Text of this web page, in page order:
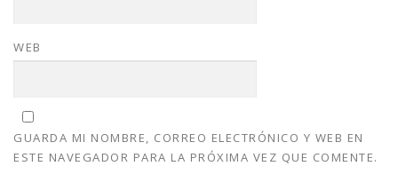
WEB
GUARDA MI NOMBRE, CORREO ELECTRÓNICO Y WEB EN
ESTE NAVEGADOR PARA LA PRÓXIMA VEZ QUE COMENTE.